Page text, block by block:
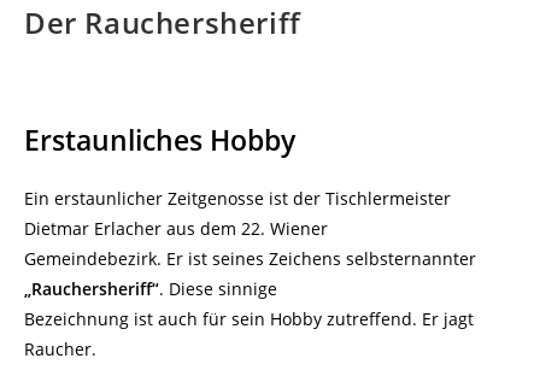
Der Rauchersheriff
Erstaunliches Hobby
Ein erstaunlicher Zeitgenosse ist der Tischlermeister
Dietmar Erlacher aus dem 22. Wiener
Gemeindebezirk. Er ist seines Zeichens selbsternannter
„Rauchersheriff“. Diese sinnige
Bezeichnung ist auch für sein Hobby zutreffend. Er jagt
Raucher.